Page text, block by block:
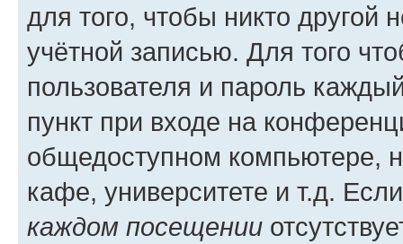
для того, чтобы никто другой
учётной записью. Для того
пользователя и пароль
пункт при входе на
общедоступном компьютере,
кафе, университете и т.д.
каждом посещении